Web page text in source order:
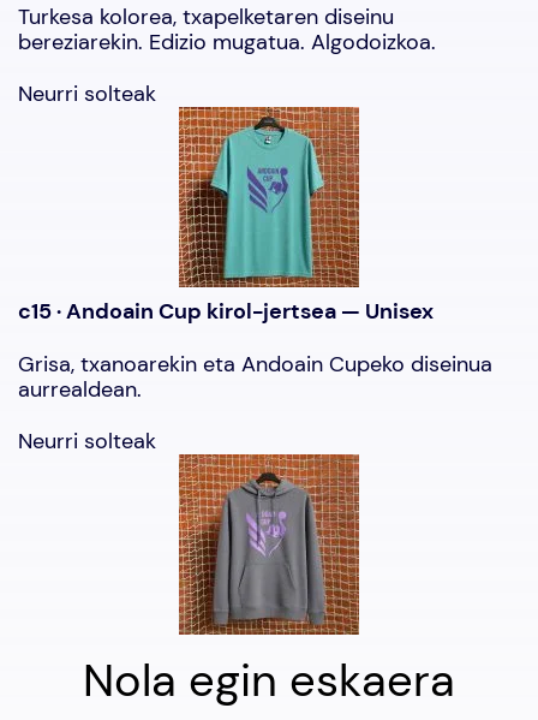
Turkesa kolorea, txapelketaren diseinu
bereziarekin. Edizio mugatua. Algodoizkoa.
Neurri solteak
c15 · Andoain Cup kirol-jertsea — Unisex
Grisa, txanoarekin eta Andoain Cupeko diseinua
aurrealdean.
Neurri solteak
Nola egin eskaera